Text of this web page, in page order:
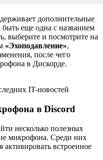
дополнительные
еще одна с названием
выберите и посмотрите на
«Эхоподавление»,
после чего
в Дискорде.
IT-новостей
в Discord
несколько полезных
микрофона. Среди них
активировать встроенное